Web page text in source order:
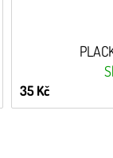
35 Kč